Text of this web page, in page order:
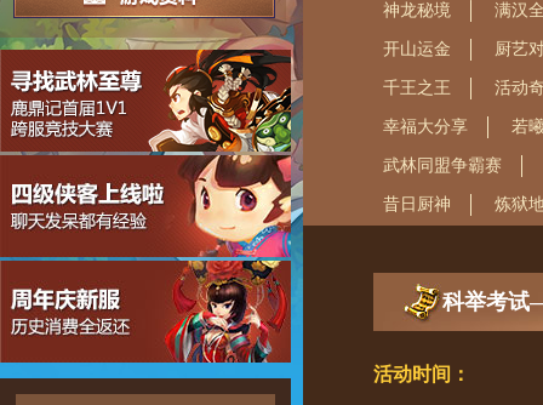
神龙秘境 满汉
开山运金 厨艺
千王之王 活动
幸福大分享 若
武林同盟争霸赛
昔日厨神 炼狱
科举考
活动时间：